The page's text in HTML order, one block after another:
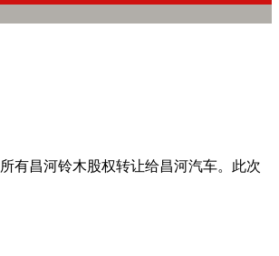
有昌河铃木股权转让给昌河汽车。此次